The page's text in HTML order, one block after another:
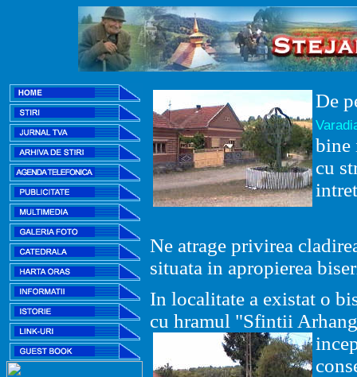
De
bine
cu
Ne atrage privirea
situata in apropierea
In localitate a existat o
cu hramul "Sfintii